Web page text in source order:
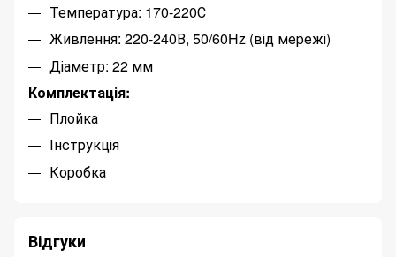
Температура: 170-220С
Живлення: 220-240В, 50/60Hz (від мережі)
Діаметр: 22 мм
Комплектація:
Плойка
Інструкція
Коробка
Відгуки